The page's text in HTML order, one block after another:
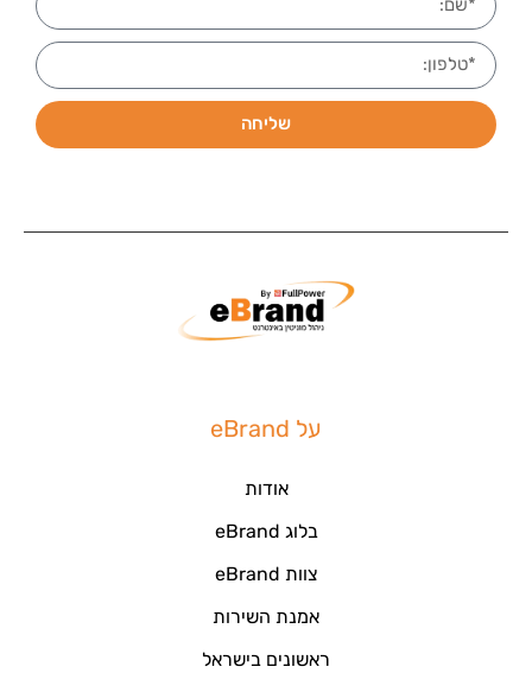
שליחה
על eBrand
אודות
בלוג eBrand
צוות eBrand
אמנת השירות
ראשונים בישראל